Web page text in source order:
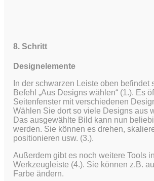
8. Schritt
Designelemente
In der schwarzen Leiste oben befindet
Befehl „Aus Designs wählen“ (1.). Es
Seitenfenster mit verschiedenen
Wählen Sie dort so viele Designs aus
Das ausgewählte Bild kann nun
werden. Sie können es drehen,
positionieren usw. (3.).
Außerdem gibt es noch weitere Tools
Werkzeugleiste (4.). Sie können z.B.
Farbe ändern.